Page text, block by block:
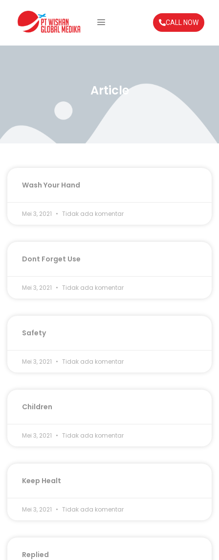
CALL NOW
Article
Wash Your Hand
Mei 3, 2021 Tidak ada komentar
Dont Forget Use
Mei 3, 2021 Tidak ada komentar
Safety
Mei 3, 2021 Tidak ada komentar
Children
Mei 3, 2021 Tidak ada komentar
Keep Healt
Mei 3, 2021 Tidak ada komentar
Replied